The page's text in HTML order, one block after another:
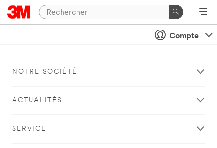
Compte
NOTRE SOCIÉTÉ
ACTUALITÉS
SERVICE